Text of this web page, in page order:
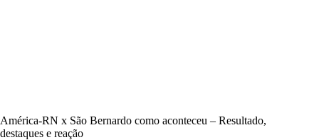
América-RN x São Bernardo como aconteceu – Resultado,
destaques e reação